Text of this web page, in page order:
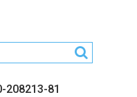
208213-81